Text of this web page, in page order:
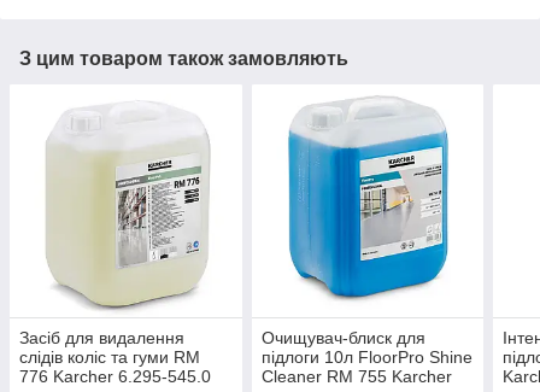
З цим товаром також замовляють
Засіб для видалення
слідів коліс та гуми RM
776 Karcher 6.295-545.0
Очищувач-блиск для
підлоги 10л FloorPro Shine
Cleaner RM 755 Karcher